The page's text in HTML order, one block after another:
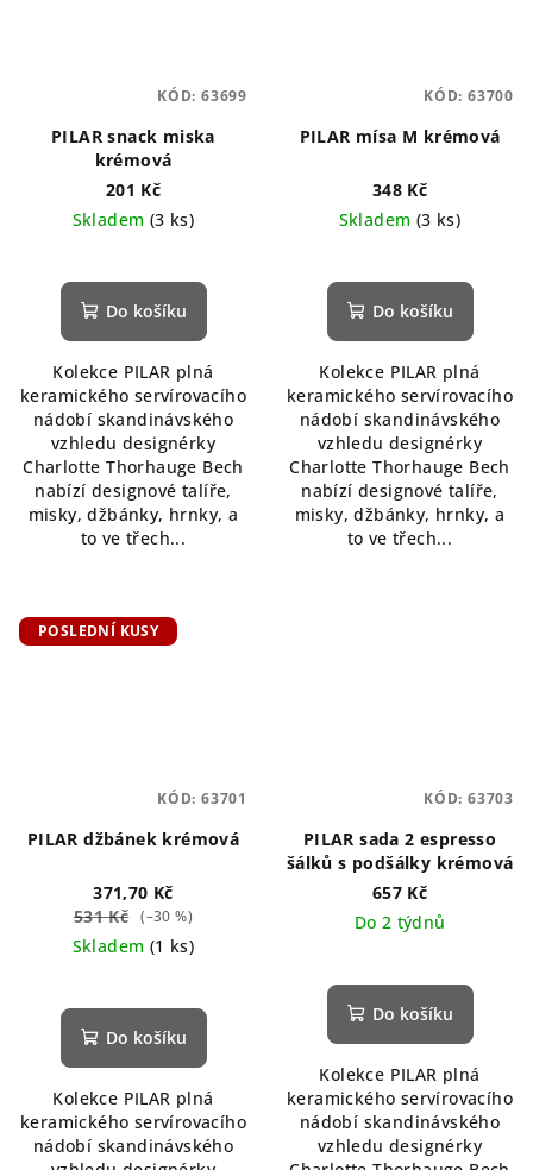
PILAR snack miska
krémová
201 Kč
Skladem (3 ks)
Do košíku
Kolekce PILAR plná
keramického servírovacího
nádobí skandinávského
vzhledu designérky
Charlotte Thorhauge Bech
nabízí designové talíře,
misky, džbánky, hrnky, a
to ve třech...
KÓD: 63699
PILAR mísa M krémová
348 Kč
Skladem (3 ks)
Do košíku
Kolekce PILAR plná
keramického servírovacího
nádobí skandinávského
vzhledu designérky
Charlotte Thorhauge Bech
nabízí designové talíře,
misky, džbánky, hrnky, a
to ve třech...
KÓD: 63700
POSLEDNÍ KUSY
PILAR džbánek krémová
371,70 Kč
531 Kč (–30 %)
Skladem (1 ks)
Do košíku
Kolekce PILAR plná
keramického servírovacího
nádobí skandinávského
KÓD: 63701
PILAR sada 2 espresso
šálků s podšálky krémová
657 Kč
Do 2 týdnů
Do košíku
Kolekce PILAR plná
keramického servírovacího
nádobí skandinávského
vzhledu designérky
KÓD: 63703